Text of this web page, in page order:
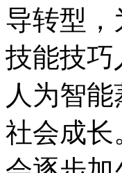
导转型
技能技巧
人为智
社会成长